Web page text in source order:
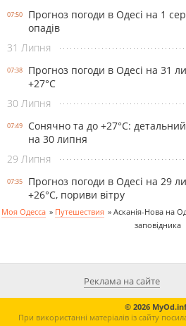
07:50
Прогноз погоди в Одесі на 1
опадів
31 Липня
07:38
Прогноз погоди в Одесі на 31
+27°С
30 Липня
07:49
Сонячно та до +27°С:
на 30 липня
29 Липня
07:35
Прогноз погоди в Одесі на 29
+26°С, пориви вітру
Моя Одесса » Путешествия » Асканія-Нова на
заповідника
Реклама на сайте
© 2026
При використанні матеріалів із сайту